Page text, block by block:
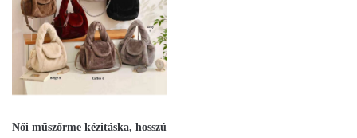
Női műszőrme kézitáska, hosszú